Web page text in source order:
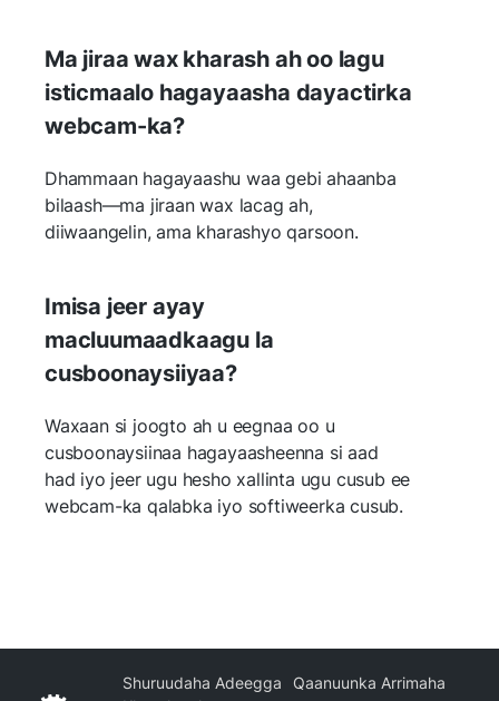
Ma jiraa wax kharash ah oo lagu
isticmaalo hagayaasha dayactirka
webcam-ka?
Dhammaan hagayaashu waa gebi ahaanba
bilaash—ma jiraan wax lacag ah,
diiwaangelin, ama kharashyo qarsoon.
Imisa jeer ayay
macluumaadkaagu la
cusboonaysiiyaa?
Waxaan si joogto ah u eegnaa oo u
cusboonaysiinaa hagayaasheenna si aad
had iyo jeer ugu hesho xallinta ugu cusub ee
webcam-ka qalabka iyo softiweerka cusub.
Shuruudaha Adeegga
Qaanuunka Arrimaha